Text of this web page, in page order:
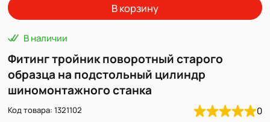
В корзину
В наличии
Фитинг тройник поворотный старого
образца на подстольный цилиндр
шиномонтажного станка
Код товара: 1321102 0